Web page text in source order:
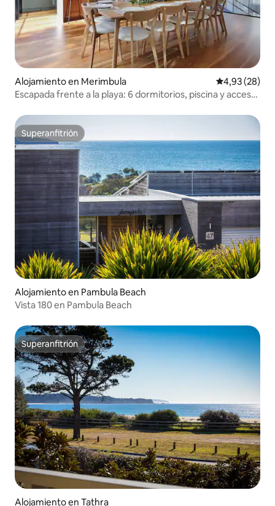
Alojamiento en Merimbula Calificación
4,93 (28)
Escapada frente a la playa: 6 dormitorios, piscina y acceso
Superanfitrión
Superanfitrión
Alojamiento en Pambula Beach
Vista 180 en Pambula Beach
Superanfitrión
Superanfitrión
Alojamiento en Tathra